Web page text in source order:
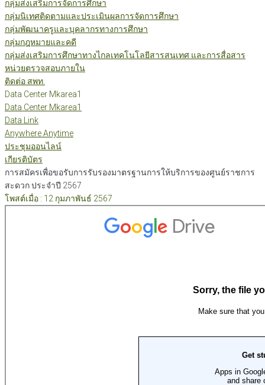
กลุ่มส่งเสริมการจัดการศึกษา
กลุ่มนิเทศติดตามและประเมินผลการจัดการศึกษา
กลุ่มพัฒนาครูและบุคลากรทางการศึกษา
กลุ่มกฎหมายและคดี
กลุ่มส่งเสริมการศึกษาทางไกลเทคโนโลยีสารสนเทศ และการสื่อสาร
หน่วยตรวจสอบภายใน
ติดต่อ สพท.
Data Center Mkarea1
Data Center Mkarea1
Data Link
Anywhere Anytime
ประชุมออนไลน์
เกียรติบัตร
การสมัครเพื่อขอรับการรับรองมาตรฐานการให้บริการของศูนย์ราชการ
สะดวก ประจำปี 2567
โพสต์เมื่อ : 12 กุมภาพันธ์ 2567